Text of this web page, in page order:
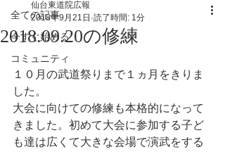
全ての記事
今すぐ始める
コミュニティ
2018.09.20の修練
仙台東道院広報
2018年9月21日 読了時間: 1分
１０月の武道祭りまで１ヵ月をきりま
した。
大会に向けての修練も本格的になって
きました。初めて大会に参加する子ど
も達は広くて大きな会場で演武をする